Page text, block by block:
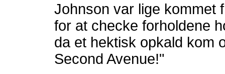
Johnson var lige kommet
for at checke forholdene
da et hektisk opkald kom
Second Avenue!"